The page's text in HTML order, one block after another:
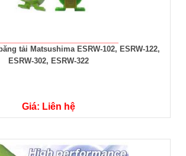
tải Matsushima ESRW-102, ESRW-122,
ESRW-302, ESRW-322
Giá: Liên hệ